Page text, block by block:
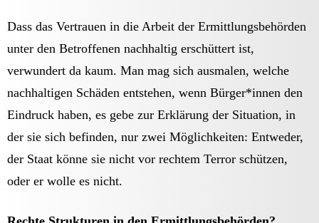
Dass das Vertrauen in die Arbeit der Ermittlungsbehörden
unter den Betroffenen nachhaltig erschüttert ist,
verwundert da kaum. Man mag sich ausmalen, welche
nachhaltigen Schäden entstehen, wenn Bürger*innen den
Eindruck haben, es gebe zur Erklärung der Situation, in
der sie sich befinden, nur zwei Möglichkeiten: Entweder,
der Staat könne sie nicht vor rechtem Terror schützen,
oder er wolle es nicht.